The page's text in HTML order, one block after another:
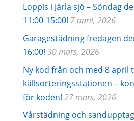
Loppis i Järla sjö – Söndag
11:00-15:00! 7 april, 2026
Garagestädning fredagen
16:00! 30 mars, 2026
Ny kod från och med 8 april
källsorteringsstationen –
för koden! 27 mars, 2026
Vårstädning och